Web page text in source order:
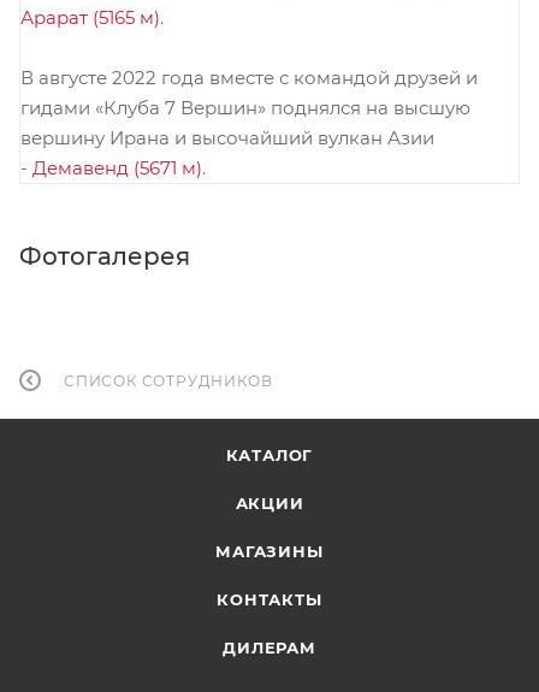
Арарат (5165 м).
В августе 2022 года вместе с командой друзей и
гидами «Клуба 7 Вершин» поднялся на высшую
вершину Ирана и высочайший вулкан Азии
- Демавенд (5671 м).
Фотогалерея
СПИСОК СОТРУДНИКОВ
КАТАЛОГ
АКЦИИ
МАГАЗИНЫ
КОНТАКТЫ
ДИЛЕРАМ